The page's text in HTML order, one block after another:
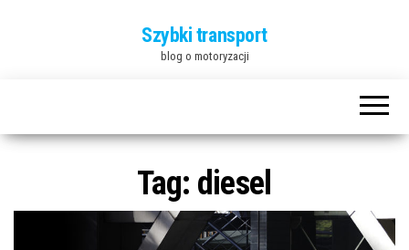
Szybki transport
blog o motoryzacji
Tag: diesel